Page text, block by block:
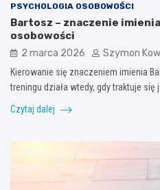
PSYCHOLOGIA OSOBOWOŚCI
Bartosz – znaczenie
osobowości
2 marca 2026 Szymon
Kierowanie się znaczeniem imienia
treningu działa wtedy, gdy traktuje się
Czytaj dalej